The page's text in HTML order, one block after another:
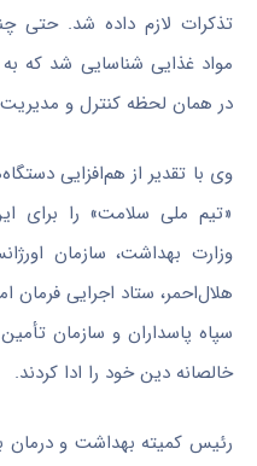
تذکرات لازم داده شد. حتی
مواد غذایی شناسایی شد که
در همان لحظه کنترل و
وی با تقدیر از هم‌افزایی
«تیم ملی سلامت» را برای
وزارت بهداشت، سازمان
هلال‌احمر، ستاد اجرایی
سپاه پاسداران و سازمان
خالصانه دین خود را ادا کردند.
رئیس کمیته بهداشت و درمان